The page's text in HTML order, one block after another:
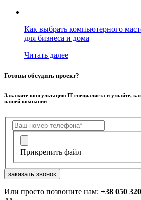
Как выбрать компьютерного
для бизнеса и дома
Читать далее
Готовы обсудить проект?
Закажите консультацию IT-специалиста и узнайте,
вашей компании
Прикрепить файл
заказать звонок
Или просто позвоните нам: +38 050